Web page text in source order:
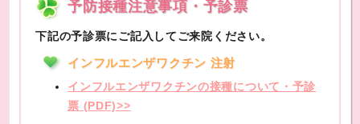
予防接種注意事項・予診票
下記の予診票にご記入してご来院ください。
インフルエンザワクチン 注射
インフルエンザワクチンの接種について・予診
票 (PDF)>>